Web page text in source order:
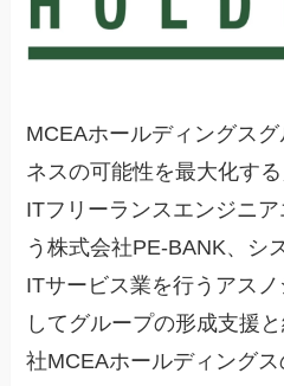
MCEAホールディングス
ネスの可能性を最大化す
ITフリーランスエンジニ
う株式会社PE-BANK、シ
ITサービス業を行うアス
してグループの形成支援
社MCEAホールディング